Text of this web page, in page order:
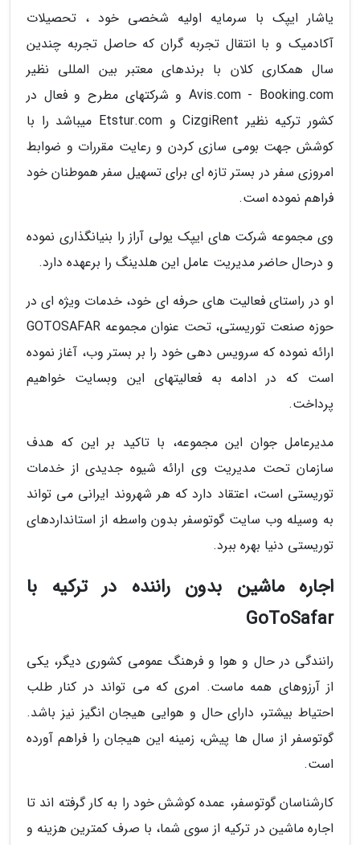
یاشار ایپک با سرمایه اولیه شخصی خود ، تحصیلات
آکادمیک و با انتقال تجربه گران که حاصل تجربه چندین
سال همکاری کلان با برندهای معتبر بین المللی نظیر
Avis.com - Booking.com و شرکتهای مطرح و فعال در
کشور ترکیه نظیر CizgiRent و Etstur.com میباشد را با
کوشش جهت بومی سازی کردن و رعایت مقررات و ضوابط
امروزی سفر در بستر تازه ای برای تسهیل سفر هموطنان خود
فراهم نموده است.
وی مجموعه شرکت های ایپک یولی آراز را بنیانگذاری نموده
و درحال حاضر مدیریت عامل این هلدینگ را برعهده دارد.
او در راستای فعالیت های حرفه ای خود، خدمات ویژه ای در
حوزه صنعت توریستی، تحت عنوان مجموعه GOTOSAFAR
ارائه نموده که سرویس دهی خود را بر بستر وب، آغاز نموده
است که در ادامه به فعالیتهای این وبسایت خواهیم
پرداخت.
مدیرعامل جوان این مجموعه، با تاکید بر این که هدف
سازمان تحت مدیریت وی ارائه شیوه جدیدی از خدمات
توریستی است، اعتقاد دارد که هر شهروند ایرانی می تواند
به وسیله وب سایت گوتوسفر بدون واسطه از استانداردهای
توریستی دنیا بهره ببرد.
اجاره ماشین بدون راننده در ترکیه با
GoToSafar
رانندگی در حال و هوا و فرهنگ عمومی کشوری دیگر، یکی
از آرزوهای همه ماست. امری که می تواند در کنار طلب
احتیاط بیشتر، دارای حال و هوایی هیجان انگیز نیز باشد.
گوتوسفر از سال ها پیش، زمینه این هیجان را فراهم آورده
است.
کارشناسان گوتوسفر، عمده کوشش خود را به کار گرفته اند تا
اجاره ماشین در ترکیه از سوی شما، با صرف کمترین هزینه و